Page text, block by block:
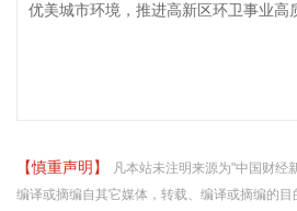
优美城市环境，推进高新区环卫事业高
【慎重声明】
凡本站未注明来源为"中国财经
编译或摘编自其它媒体，转载、编译或摘编的